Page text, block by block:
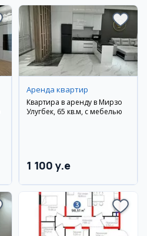
Аренда квартир
Квартира в аренду в Мирзо
Улугбек, 65 кв.м, с мебелью
1 100 y.e